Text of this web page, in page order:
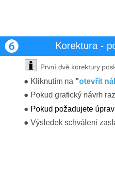
Korektura -
První dvě korektury
● Kliknutím na "otevřít
● Pokud grafický návrh
● Výsledek schválení
● Pokud požadujete